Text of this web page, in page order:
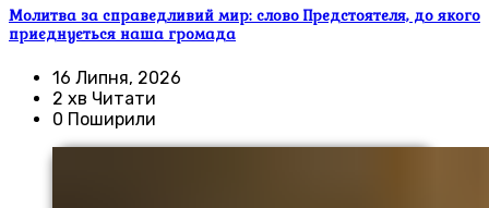
Молитва за справедливий мир: слово Предстоятеля, до якого
приєднується наша громада
16 Липня, 2026
2 хв Читати
0 Поширили